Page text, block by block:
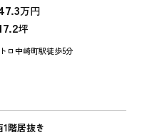
万円
坪
ロ中崎町駅徒歩5分
1階居抜き